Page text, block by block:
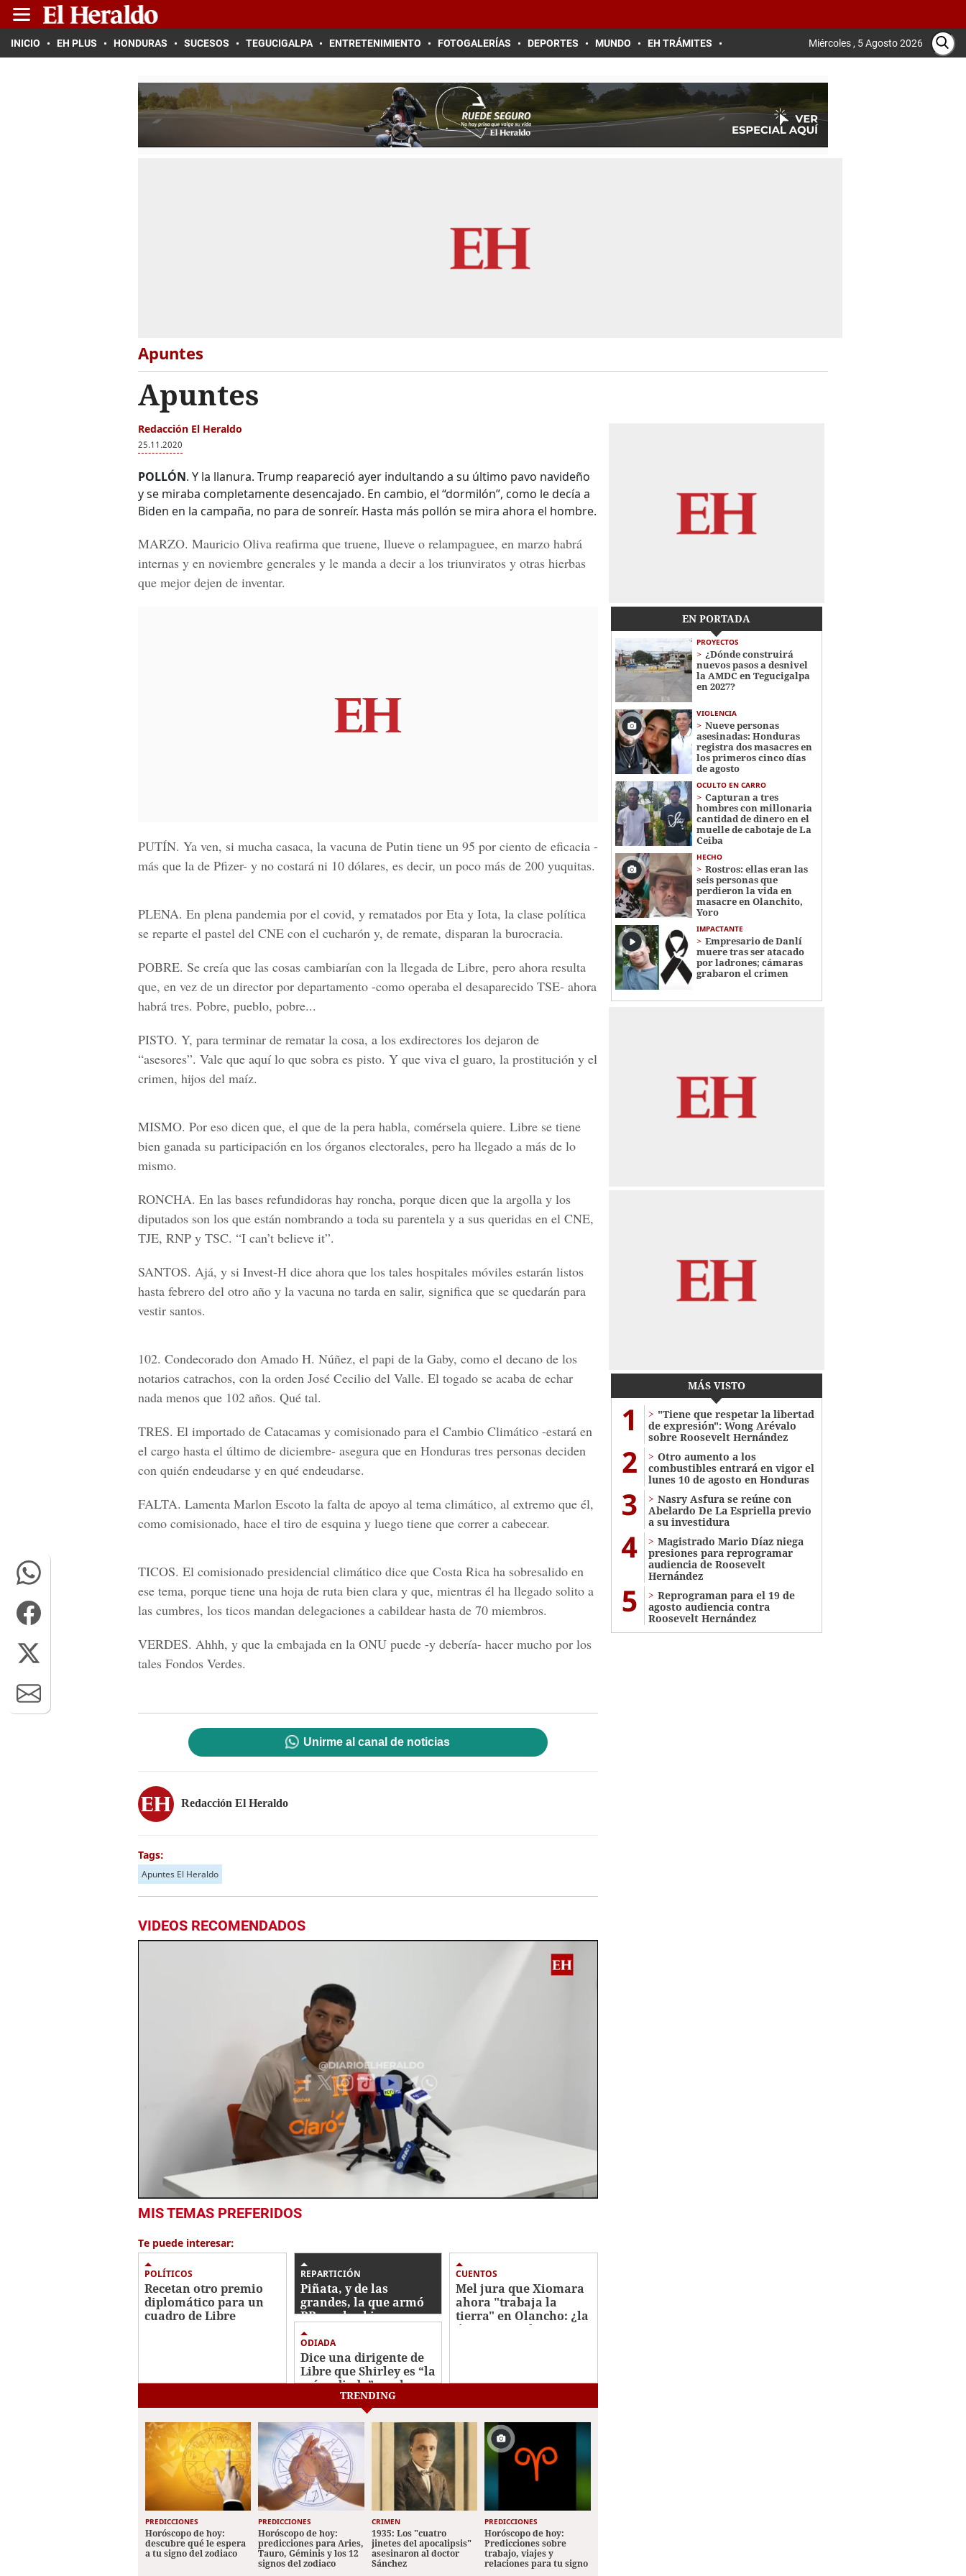
INICIO EH PLUS HONDURAS SUCESOS TEGUCIGALPA ENTRETENIMIENTO FOTOGALERÍAS DEPORTES MUNDO EH TRÁMITES Miércoles , 5 Agosto 2026
Apuntes
Apuntes
Redacción El Heraldo
25.11.2020
POLLÓN. Y la llanura. Trump reapareció ayer indultando a su último pavo navideño
y se miraba completamente desencajado. En cambio, el “dormilón”, como le decía a
Biden en la campaña, no para de sonreír. Hasta más pollón se mira ahora el hombre.
MARZO. Mauricio Oliva reafirma que truene, llueve o relampaguee, en marzo habrá
internas y en noviembre generales y le manda a decir a los triunviratos y otras hierbas
que mejor dejen de inventar.
PUTÍN. Ya ven, si mucha casaca, la vacuna de Putin tiene un 95 por ciento de eficacia -
más que la de Pfizer- y no costará ni 10 dólares, es decir, un poco más de 200 yuquitas.
PLENA. En plena pandemia por el covid, y rematados por Eta y Iota, la clase política
se reparte el pastel del CNE con el cucharón y, de remate, disparan la burocracia.
POBRE. Se creía que las cosas cambiarían con la llegada de Libre, pero ahora resulta
que, en vez de un director por departamento -como operaba el desaparecido TSE- ahora
habrá tres. Pobre, pueblo, pobre...
PISTO. Y, para terminar de rematar la cosa, a los exdirectores los dejaron de
“asesores”. Vale que aquí lo que sobra es pisto. Y que viva el guaro, la prostitución y el
crimen, hijos del maíz.
MISMO. Por eso dicen que, el que de la pera habla, comérsela quiere. Libre se tiene
bien ganada su participación en los órganos electorales, pero ha llegado a más de lo
mismo.
RONCHA. En las bases refundidoras hay roncha, porque dicen que la argolla y los
diputados son los que están nombrando a toda su parentela y a sus queridas en el CNE,
TJE, RNP y TSC. “I can’t believe it”.
SANTOS. Ajá, y si Invest-H dice ahora que los tales hospitales móviles estarán listos
hasta febrero del otro año y la vacuna no tarda en salir, significa que se quedarán para
vestir santos.
102. Condecorado don Amado H. Núñez, el papi de la Gaby, como el decano de los
notarios catrachos, con la orden José Cecilio del Valle. El togado se acaba de echar
nada menos que 102 años. Qué tal.
TRES. El importado de Catacamas y comisionado para el Cambio Climático -estará en
el cargo hasta el último de diciembre- asegura que en Honduras tres personas deciden
con quién endeudarse y en qué endeudarse.
FALTA. Lamenta Marlon Escoto la falta de apoyo al tema climático, al extremo que él,
como comisionado, hace el tiro de esquina y luego tiene que correr a cabecear.
TICOS. El comisionado presidencial climático dice que Costa Rica ha sobresalido en
ese tema, porque tiene una hoja de ruta bien clara y que, mientras él ha llegado solito a
las cumbres, los ticos mandan delegaciones a cabildear hasta de 70 miembros.
VERDES. Ahhh, y que la embajada en la ONU puede -y debería- hacer mucho por los
tales Fondos Verdes.
Unirme al canal de noticias
Redacción El Heraldo
Tags:
Apuntes El Heraldo
VIDEOS RECOMENDADOS
seconds
6
minutes,
38
secondsVolume
0%
MIS TEMAS PREFERIDOS
Te puede interesar:
POLÍTICOS
Recetan otro premio
diplomático para un
cuadro de Libre
REPARTICIÓN
Piñata, y de las
grandes, la que armó
RR con los bienes
incautados
ODIADA
Dice una dirigente de
Libre que Shirley es “la
más odiada” por la
base refundidora en
Cortés
CUENTOS
Mel jura que Xiomara
ahora "trabaja la
tierra" en Olancho: ¿la
única agricultora que
EN PORTADA
PROYECTOS
¿Dónde construirá
nuevos pasos a desnivel
la AMDC en Tegucigalpa
en 2027?
VIOLENCIA
Nueve personas
asesinadas: Honduras
registra dos masacres en
los primeros cinco días
de agosto
OCULTO EN CARRO
Capturan a tres
hombres con millonaria
cantidad de dinero en el
muelle de cabotaje de La
Ceiba
HECHO
Rostros: ellas eran las
seis personas que
perdieron la vida en
masacre en Olanchito,
Yoro
IMPACTANTE
Empresario de Danlí
muere tras ser atacado
por ladrones; cámaras
grabaron el crimen
MÁS VISTO
1
"Tiene que respetar la libertad
de expresión": Wong Arévalo
sobre Roosevelt Hernández
2
Otro aumento a los
combustibles entrará en vigor el
lunes 10 de agosto en Honduras
3
Nasry Asfura se reúne con
Abelardo De La Espriella previo
a su investidura
4
Magistrado Mario Díaz niega
presiones para reprogramar
audiencia de Roosevelt
Hernández
5
Reprograman para el 19 de
agosto audiencia contra
Roosevelt Hernández
TRENDING
PREDICCIONES
Horóscopo de hoy:
descubre qué le espera
a tu signo del zodiaco
PREDICCIONES
Horóscopo de hoy:
predicciones para Aries,
Tauro, Géminis y los 12
signos del zodiaco
CRIMEN
1935: Los "cuatro
jinetes del apocalipsis"
asesinaron al doctor
Sánchez
PREDICCIONES
Horóscopo de hoy:
Predicciones sobre
trabajo, viajes y
relaciones para tu signo